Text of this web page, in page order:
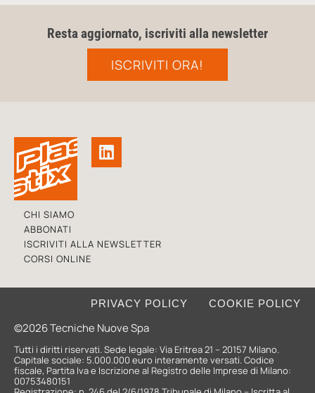
Resta aggiornato, iscriviti alla newsletter
ISCRIVITI ORA!
CHI SIAMO
ABBONATI
ISCRIVITI ALLA NEWSLETTER
CORSI ONLINE
©2026 Tecniche Nuove Spa
PRIVACY POLICY COOKIE POLICY
Tutti i diritti riservati. Sede legale: Via Eritrea 21 – 20157 Milano.
Capitale sociale: 5.000.000 euro interamente versati. Codice
fiscale, Partita Iva e Iscrizione al Registro delle Imprese di Milano:
00753480151